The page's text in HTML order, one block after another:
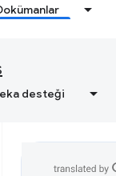
desteği